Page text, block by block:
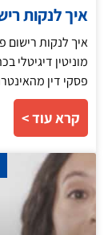
איך לנקות
איך לנקות רישום
מוניטין דיגיטלי
פסקי דין
קרא עוד >